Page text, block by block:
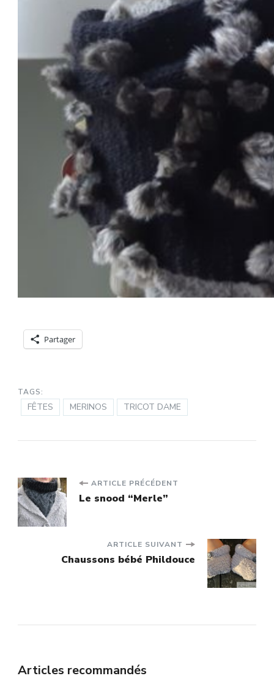
Partager
TAGS:
FÊTES MERINOS TRICOT DAME
Navigation
d'article
ARTICLE PRÉCÉDENT
Le snood “Merle”
ARTICLE SUIVANT
Chaussons bébé Phildouce
Articles recommandés